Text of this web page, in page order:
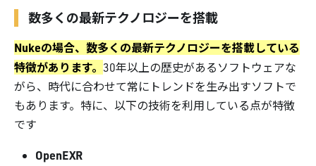
数多くの最新テクノロジーを搭載
Nukeの場合、数多くの最新テクノロジーを搭載している
特徴があります。 30年以上の歴史があるソフトウェアな
がら、時代に合わせて常にトレンドを生み出すソフトで
もあります。特に、以下の技術を利用している点が特徴
です
OpenEXR